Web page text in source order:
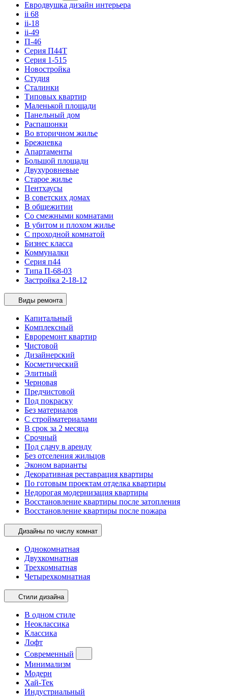
Евродвушка дизайн интерьера
ii 68
ii-18
ii-49
П-46
Серия П44Т
Серия 1-515
Новостройка
Студия
Сталинки
Типовых квартир
Маленькой площади
Панельный дом
Распашонки
Во вторичном жилье
Брежневка
Апартаменты
Большой площади
Двухуровневые
Старое жилье
Пентхаусы
В советских домах
В общежитии
Со смежными комнатами
В убитом и плохом жилье
С проходной комнатой
Бизнес класса
Коммуналки
Серия п44
Типа П-68-03
Застройка 2-18-12
Виды ремонта
Капитальный
Комплексный
Евроремонт квартир
Чистовой
Дизайнерский
Косметический
Элитный
Черновая
Предчистовой
Под покраску
Без материалов
С стройматериалами
В срок за 2 месяца
Срочный
Под сдачу в аренду
Без отселения жильцов
Эконом варианты
Декоративная реставрация квартиры
По готовым проектам отделка квартиры
Недорогая модернизация квартиры
Восстановление квартиры после затопления
Восстановление квартиры после пожара
Дизайны по числу комнат
Однокомнатная
Двухкомнатная
Трехкомнатная
Четырехкомнатная
Стили дизайна
В одном стиле
Неоклассика
Классика
Лофт
Современный
Минимализм
Модерн
Хай-Тек
Индустриальный